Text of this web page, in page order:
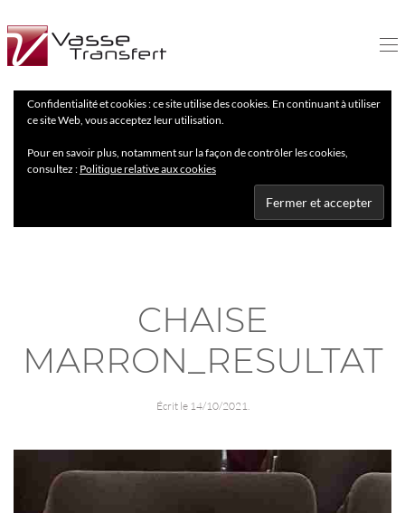
Confidentialité et cookies : ce site utilise des cookies. En continuant à utiliser
ce site Web, vous acceptez leur utilisation.
Pour en savoir plus, notamment sur la façon de contrôler les cookies,
consultez : Politique relative aux cookies
CHAISE
MARRON_RESULTAT
Écrit le 14/10/2021.